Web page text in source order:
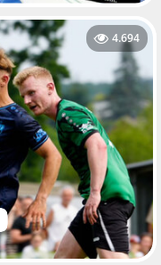
4.694